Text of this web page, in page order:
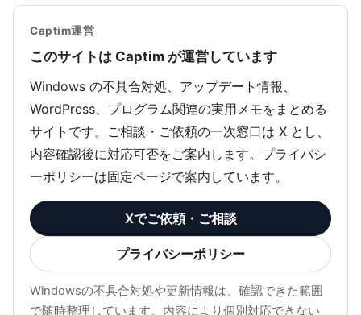
Captim運営
このサイトは Captim が運営しています
Windows の不具合対処、アップデート情報、
WordPress、プログラム関連の実用メモをまとめる
サイトです。ご相談・ご依頼の一次窓口は X とし、
内容確認後に対応可否をご案内します。プライバシ
ーポリシーは固定ページで案内しています。
Xでご依頼・ご相談
プライバシーポリシー
Windowsの不具合対処や更新情報は、確認できた範囲
で随時整理しています。内容により個別対応できない